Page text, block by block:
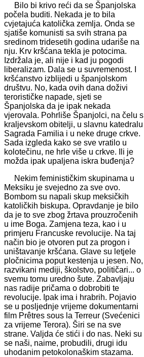
Bilo bi krivo reći da se Španjolska
počela buditi. Nekada je to bila
cvjetajuća katolička zemlja. Onda se
sjatiše komunisti sa svih strana pa
sredinom tridesetih godina udariše na
nju. Krv kršćana tekla je potocima.
Izdržala je, ali nije i kad ju pogodi
liberalizam. Dala se u suvremenost. I
kršćanstvo izblijedi u španjolskom
društvu. No, kada ovih dana doživi
terorističke napade, sjeti se
Španjolska da je ipak nekada
vjerovala. Pohrliše Španjolci, na čelu s
kraljevskom obitelji, u slavnu katedralu
Sagrada Familia i u neke druge crkve.
Sada izgleda kako se sve vratilo u
kolotečinu, ne hrle više u crkve. Ili je
možda ipak upaljena iskra buđenja?
Nekim feminističkim skupinama u
Meksiku je svejedno za sve ovo.
Bombom su napali skup meksičkih
katoličkih biskupa. Opravdanje je bilo
da je to sve zbog žrtava prouzročenih
u ime Boga. Zamjena teza, kao i u
primjeru Francuske revolucije. Na taj
način bio je otvoren put za progon i
uništavanje kršćana. Glave su letjele
pločnicima poput kestenja u jesen. No,
razvikani mediji, školstvo, političari... o
svemu tomu uredno šute. Zabavljaju
nas radije pričama o dobrobiti te
revolucije. Ipak ima i hrabrih. Pojavio
se u posljednje vrijeme dokumentarni
film Prêtres sous la Terreur (Svećenici
za vrijeme Terora). Širi se na sve
strane. Valjda će stići i do nas. Neki su
se naši, naime, probudili, drugi idu
uhodanim petokolonaškim stazama.